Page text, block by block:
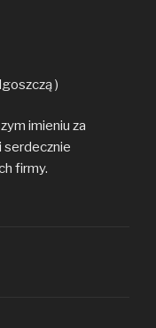
)
imieniu za
serdecznie
firmy.